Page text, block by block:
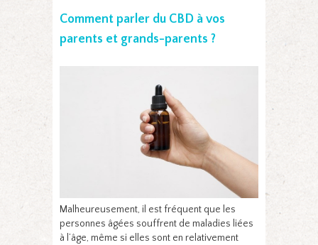
Comment parler du CBD à vos
parents et grands-parents ?
Malheureusement, il est fréquent que les
personnes âgées souffrent de maladies liées
à l’âge, même si elles sont en relativement